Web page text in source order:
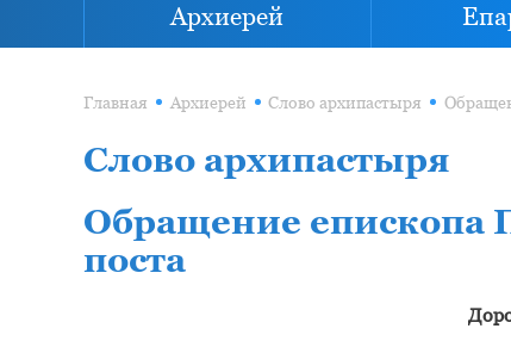
Архиерей
Главная Архиерей Слово архипастыря
Слово архипастыря
Обращение епископа
поста